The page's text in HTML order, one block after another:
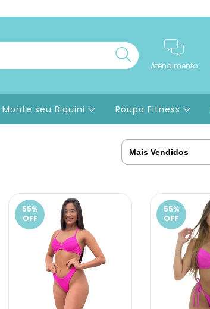
Atendimento
Monte seu Biquini Roupa Fitness
55%
OFF
55%
OFF